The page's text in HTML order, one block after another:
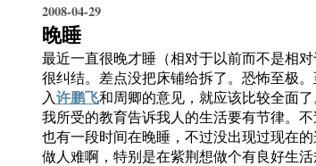
2008-04-29
晚睡
最近一直很晚才睡（相对于以前而不是相
很纠结。差点没把床铺给拆了。恐怖至极
入许鹏飞和周卿的意见，就应该比较全面了
我所受的教育告诉我人的生活要有节律。
也有一段时间在晚睡，不过没出现过现在的
做人难啊，特别是在紫荆想做个有良好生活